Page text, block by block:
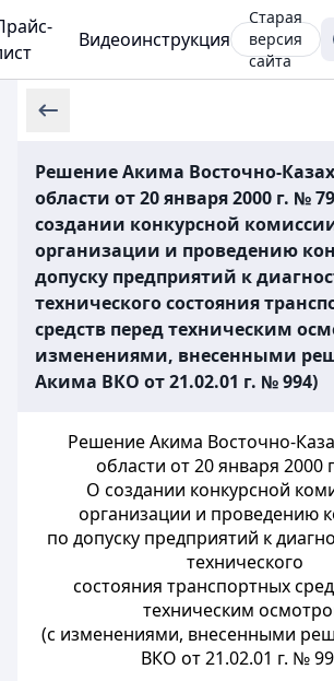
Видеоинструкция
Старая
версия
сайта
Решение Акима Восточно-
области от 20 января 2000 г. №
создании конкурсной
организации и проведению
допуску предприятий к
технического состояния
средств перед техническим
изменениями, внесенными
Акима ВКО от 21.02.01 г. № 994)
Решение Акима Восточно-
области от 20 января 2000
О создании конкурсной
организации и проведению
по допуску предприятий к
технического
состояния транспортных
техническим
(с изменениями, внесенными
ВКО от 21.02.01 г. №